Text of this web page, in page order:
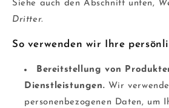
Siehe auch den Abschnitt unten,
Dritter.
So verwenden wir Ihre
Bereitstellung von
Dienstleistungen. Wir
personenbezogenen Daten, um